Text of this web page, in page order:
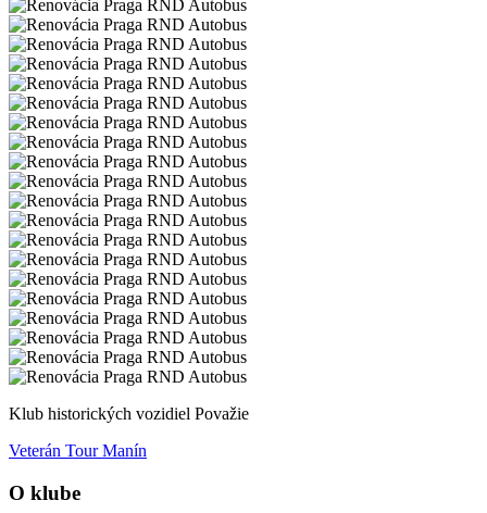
Klub historických vozidiel Považie
Veterán Tour Manín
O klube